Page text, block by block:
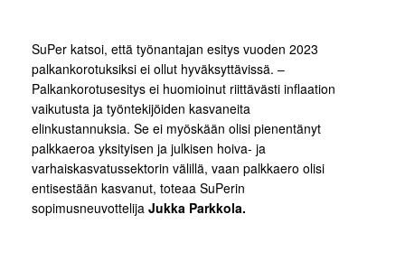
SuPer katsoi, että työnantajan esitys vuoden 2023
palkankorotuksiksi ei ollut hyväksyttävissä. –
Palkankorotusesitys ei huomioinut riittävästi inflaation
vaikutusta ja työntekijöiden kasvaneita
elinkustannuksia. Se ei myöskään olisi pienentänyt
palkkaeroa yksityisen ja julkisen hoiva- ja
varhaiskasvatussektorin välillä, vaan palkkaero olisi
entisestään kasvanut, toteaa SuPerin
sopimusneuvottelija Jukka Parkkola.